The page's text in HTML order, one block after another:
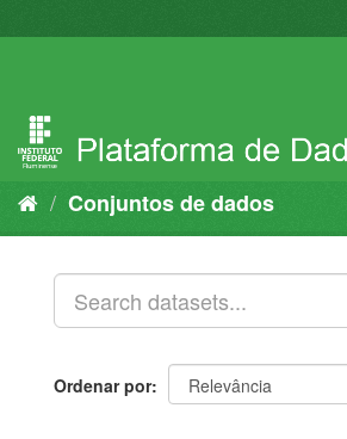
para
Conjuntos de dados
Ordenar por